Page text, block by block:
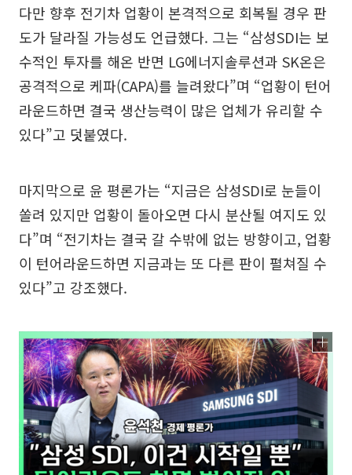
다만 향후 전기차 업황이 본격적으로 회복될 경우 판
도가 달라질 가능성도 언급했다. 그는 “삼성SDI는 보
수적인 투자를 해온 반면 LG에너지솔루션과 SK온은
공격적으로 케파(CAPA)를 늘려왔다”며 “업황이 턴어
라운드하면 결국 생산능력이 많은 업체가 유리할 수
있다”고 덧붙였다.
마지막으로 윤 평론가는 “지금은 삼성SDI로 눈들이
쏠려 있지만 업황이 돌아오면 다시 분산될 여지도 있
다”며 “전기차는 결국 갈 수밖에 없는 방향이고, 업황
이 턴어라운드하면 지금과는 또 다른 판이 펼쳐질 수
있다”고 강조했다.